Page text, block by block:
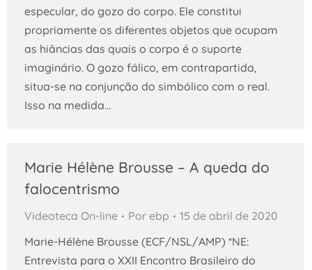
especular, do gozo do corpo. Ele constitui
propriamente os diferentes objetos que ocupam
as hiâncias das quais o corpo é o suporte
imaginário. O gozo fálico, em contrapartida,
situa-se na conjunção do simbólico com o real.
Isso na medida…
Marie Hélène Brousse – A queda do
falocentrismo
Videoteca On-line Por ebp
15 de abril de 2020
Marie-Hélène Brousse (ECF/NSL/AMP) *NE:
Entrevista para o XXII Encontro Brasileiro do